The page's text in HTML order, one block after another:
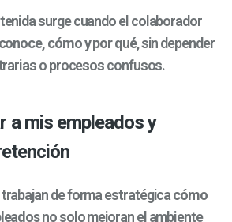
surge cuando el colaborador
cómo y por qué, sin depender
o procesos confusos.
a mis empleados y
de forma estratégicacómo
no solo mejoran el ambiente